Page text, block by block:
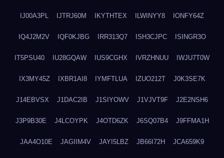
IJ00A3PL IJTRJ60M IKYTHTEX ILWINYY8 IONFY64Z
IQ4J2M2V IQF0KJBG IRR313Q7 ISH3CJPC ISINGR3O
IT5PSU40 IU28GQAW IUS9CGHX IVRZHNUU IWJU7T0W
IX3MY45Z IXBR1AI8 IYMFTLUA IZUO212T J0K3SE7K
J14EBVSX J1DAC2IB J1SIYOWV J1VJVT9F J2E2NSH6
J3P9B30E J4LCOYPK J4OTD6ZK J6SQ07B4 J9FFMA1H
JAA4O10E JAGIIM4V JAYI5LBZ JB66I72H JCA659K9